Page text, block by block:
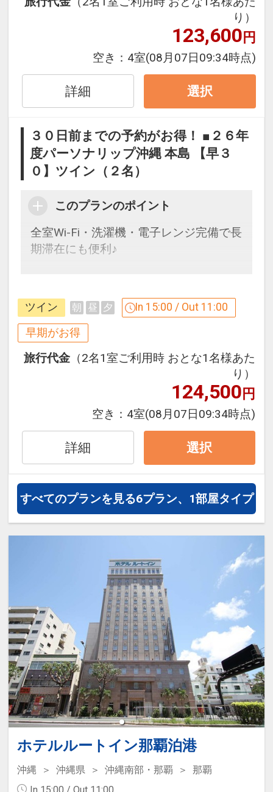
31日
インターネットコース番号：DP-1-
※早期申込期間を過ぎてからの変更（人
数の内訳・客室タイプ・食事条件・プラ
ン・氏名・人員・泊数の増減等の変更）
があった場合、早期申込割引は適用され
ません。
※他の割引との併用はできません。
ーからお進みいただいた後表示される
「空室照会結果確認画面」でご確認くだ
さい。
【連泊するとお得】連泊割引がございま
連泊の場合、
１泊目より１泊につきおひとり様
※他の割引との併用はできません。
※割引適用後のご旅行代金は、カレンダ
ーからお進みいただいた後表示される
「空室照会結果確認画面」でご確認くだ
※宿泊期間中すべての日において人数・
氏名・客室タイプ・食事条件・プラン同
一であることが割引適用の条件となりま
す。
うれしいポイント
●グループホテルオリジナル「日本最西
端・最南端 竹富島の湯」の入浴剤の素１
パック付！
●３連泊以上で、お部屋でご利用いただ
ける洗濯ジェルボール付（１部屋につき
２個／１回のみ）
●「素泊まりのお客様」は、３連泊以上
で滞在中朝食を１回無料サービス！
※旅行代金に含まれます。
ここがポイント！
●全室Wi-Fi・洗濯機・テレビ・冷蔵庫・
ポット完備で長期滞在に対応♪
り）
123,600円
空き： 4室(08月07日09:34時点)
詳細 選択
３０日前までの予約がお得！ ■２６年
度パーソナリップ沖縄 本島 【早３
０】ツイン（２名）
このプランのポイント
全室Wi-Fi・洗濯機・電子レンジ完備で長
期滞在にも便利♪
早期予約限定！３０日前までのご予約が
お得です！
※本プランは３０日前までの予約受付で
こどもの内訳変更はできません。
●グループホテルオリジナル「日本最西
端・最南端 竹富島の湯」の入浴剤の素１
パック付！
連泊特色
２個／１回のみ）
●「素泊まりのお客様」は、３連泊以上
で滞在中朝食を１回無料サービス！
※旅行代金に含まれます。
ここがポイント！
●全室Wi-Fi・洗濯機・テレビ・冷蔵庫・
ポット完備で長期滞在に対応♪
●名護市役所・市営運動公園に程近く、
名護市街地に立地♪
●客室フロアへ乾燥室を設置♪（ガス式乾
ツイン 朝 昼 夕 In 15:00 / Out 11:00
早期がお得
旅行代金 （2名1室ご利用時 おとな1名様あた
り）
124,500円
空き： 4室(08月07日09:34時点)
詳細 選択
すべてのプランを見る6プラン、1部屋タイプ
ホテルルートイン那覇泊港
沖縄 沖縄県 沖縄南部・那覇
那覇